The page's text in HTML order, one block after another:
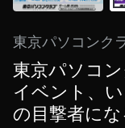
東京パソコ
イベント、
の目撃者に